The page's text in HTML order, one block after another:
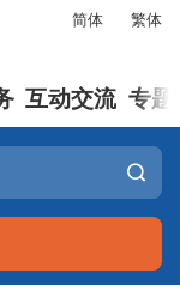
简体 繁体
互动交流 专题